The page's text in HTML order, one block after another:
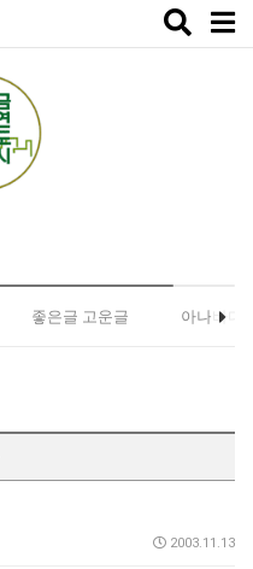
Toggle
좋은글 고운글 아나바다
2003.11.13